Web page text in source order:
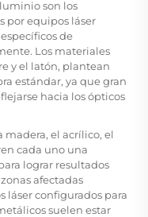
son los
por equipos láser
de
Los materiales
y el latón, plantean
estándar, ya que gran
hacia los ópticos
madera, el acrílico, el
cada uno una
lograr resultados
afectadas
láser configurados para
suelen estar